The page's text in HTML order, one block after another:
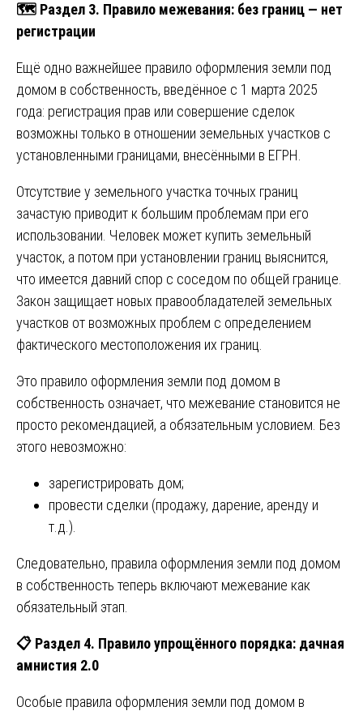
🗺️ Раздел 3. Правило межевания: без границ — нет
регистрации
Ещё одно важнейшее правило оформления земли под
домом в собственность, введённое с 1 марта 2025
года: регистрация прав или совершение сделок
возможны только в отношении земельных участков с
установленными границами, внесёнными в ЕГРН.
Отсутствие у земельного участка точных границ
зачастую приводит к большим проблемам при его
использовании. Человек может купить земельный
участок, а потом при установлении границ выяснится,
что имеется давний спор с соседом по общей границе.
Закон защищает новых правообладателей земельных
участков от возможных проблем с определением
фактического местоположения их границ.
Это правило оформления земли под домом в
собственность означает, что межевание становится не
просто рекомендацией, а обязательным условием. Без
этого невозможно:
зарегистрировать дом;
провести сделки (продажу, дарение, аренду и
т.д.).
Следовательно, правила оформления земли под домом
в собственность теперь включают межевание как
обязательный этап.
📋 Раздел 4. Правило упрощённого порядка: дачная
амнистия 2.0
Особые правила оформления земли под домом в